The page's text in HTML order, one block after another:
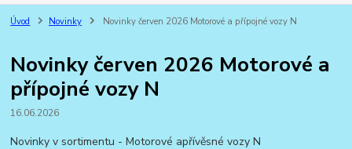
Úvod Novinky Novinky červen 2026 Motorové a přípojné vozy N
Novinky červen 2026 Motorové a
přípojné vozy N
16.06.2026
Novinky v sortimentu - Motorové apřívěsné vozy N